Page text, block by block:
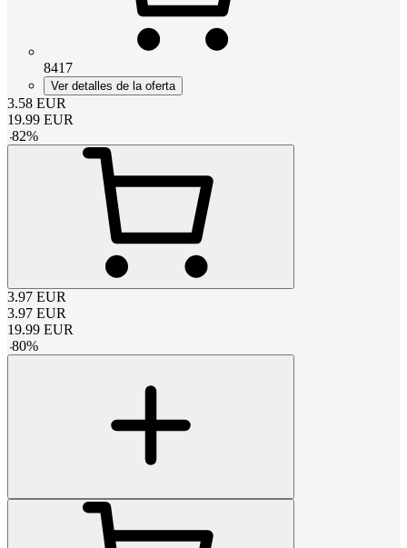
8417
Ver detalles de la oferta
3.58 EUR
19.99 EUR
-82%
3.97 EUR
3.97 EUR
19.99 EUR
-80%